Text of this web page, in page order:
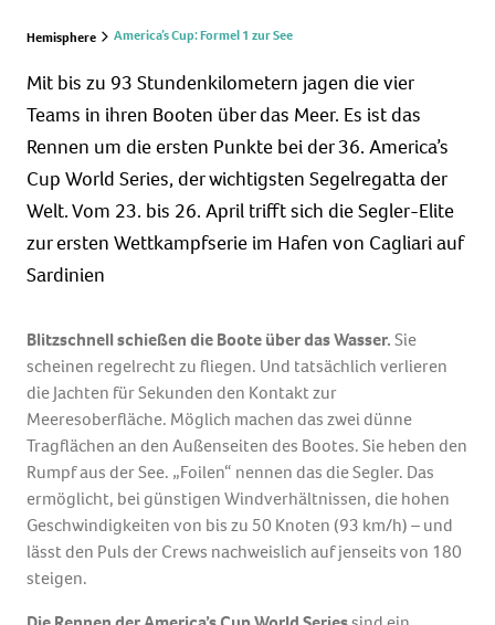
Hemisphere America’s Cup: Formel 1 zur See
Mit bis zu 93 Stundenkilometern jagen die vier
Teams in ihren Booten über das Meer. Es ist das
Rennen um die ersten Punkte bei der 36. America’s
Cup World Series, der wichtigsten Segelregatta der
Welt. Vom 23. bis 26. April trifft sich die Segler-Elite
zur ersten Wettkampfserie im Hafen von Cagliari auf
Sardinien
Blitzschnell schießen die Boote über das Wasser. Sie
scheinen regelrecht zu fliegen. Und tatsächlich verlieren
die Jachten für Sekunden den Kontakt zur
Meeresoberfläche. Möglich machen das zwei dünne
Tragflächen an den Außenseiten des Bootes. Sie heben den
Rumpf aus der See. „Foilen“ nennen das die Segler. Das
ermöglicht, bei günstigen Windverhältnissen, die hohen
Geschwindigkeiten von bis zu 50 Knoten (93 km/h) – und
lässt den Puls der Crews nachweislich auf jenseits von 180
steigen.